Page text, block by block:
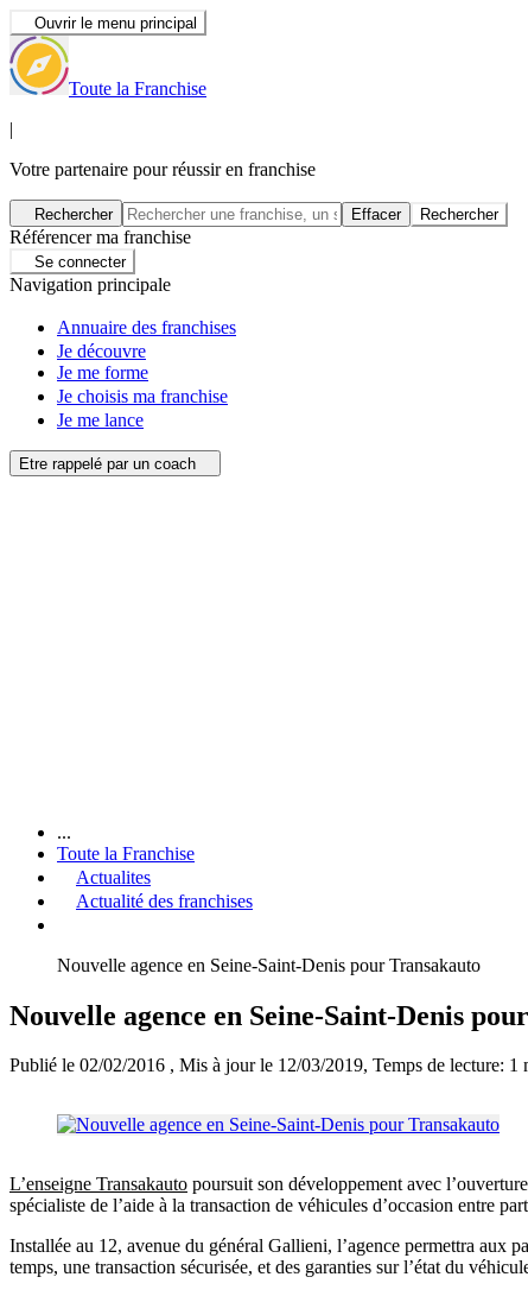
Ouvrir le menu principal
Toute la Franchise
|
Votre partenaire pour réussir en franchise
Rechercher Effacer Rechercher
Référencer ma franchise
Se connecter
Navigation principale
Annuaire des franchises
Je découvre
Je me forme
Je choisis ma franchise
Je me lance
Etre rappelé par un coach
...
Toute la Franchise
Actualites
Actualité des franchises
Nouvelle agence en Seine-Saint-Denis pour Transakauto
Nouvelle agence en Seine-Saint-Denis
Publié le 02/02/2016 , Mis à jour le 12/03/2019, Temps de lecture: 1
L’enseigne Transakauto poursuit son développement avec
spécialiste de l’aide à la transaction de véhicules d’occasion entre
Installée au 12, avenue du général Gallieni, l’agence permettra aux
temps, une transaction sécurisée, et des garanties sur l’état du